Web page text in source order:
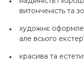
витонченість та
художнє
але всього
красива та